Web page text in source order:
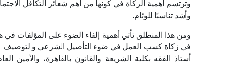
وترتسم أهمية الزكاة في كونها من أهم شعائر التكافل
وأشد تناسبًا للوئام.
ومن هذا المنطلق تأتي أهمية إلقاء الضوء على المؤلفات
في زكاة كسب العمل في ضوء التأصيل الشرعي والتوصيف
أستاذ الفقه بكلية الشريعة والقانون بالقاهرة، والأمين